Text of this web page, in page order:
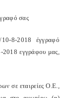
σας
8-2018 έγγραφό
2018 εγγράφου μας,
σε εταιρείες Ο.Ε.,